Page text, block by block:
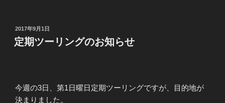
投
稿
日:
2017年9月1日
定期ツーリングのお知らせ
今週の3日、第1日曜日定期ツーリングですが、目的地が
決まりました。